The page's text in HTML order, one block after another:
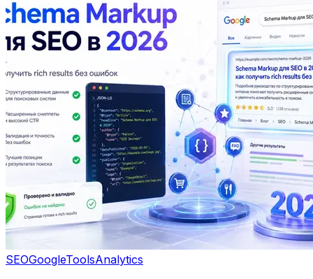
SEOGoogleToolsAnalytics